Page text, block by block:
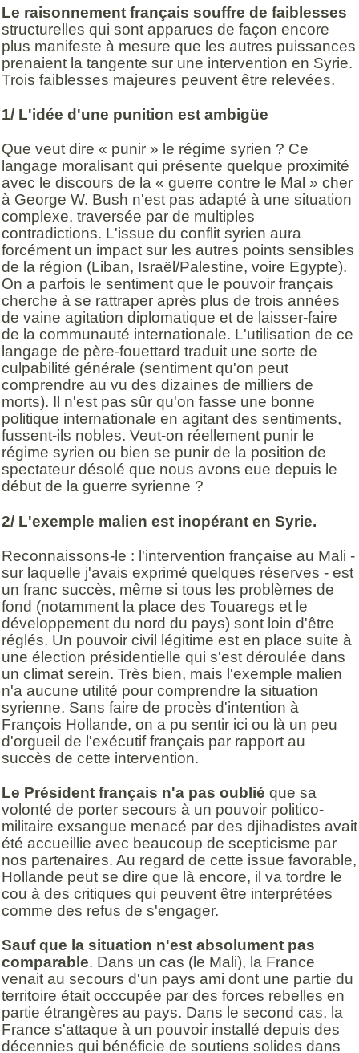
Le raisonnement français souffre de faiblesses
structurelles qui sont apparues de façon encore
plus manifeste à mesure que les autres puissances
prenaient la tangente sur une intervention en Syrie.
Trois faiblesses majeures peuvent être relevées.
1/ L'idée d'une punition est ambigüe
Que veut dire « punir » le régime syrien ? Ce
langage moralisant qui présente quelque proximité
avec le discours de la « guerre contre le Mal » cher
à George W. Bush n'est pas adapté à une situation
complexe, traversée par de multiples
contradictions. L'issue du conflit syrien aura
forcément un impact sur les autres points sensibles
de la région (Liban, Israël/Palestine, voire Egypte).
On a parfois le sentiment que le pouvoir français
cherche à se rattraper après plus de trois années
de vaine agitation diplomatique et de laisser-faire
de la communauté internationale. L'utilisation de ce
langage de père-fouettard traduit une sorte de
culpabilité générale (sentiment qu'on peut
comprendre au vu des dizaines de milliers de
morts). Il n'est pas sûr qu'on fasse une bonne
politique internationale en agitant des sentiments,
fussent-ils nobles. Veut-on réellement punir le
régime syrien ou bien se punir de la position de
spectateur désolé que nous avons eue depuis le
début de la guerre syrienne ?
2/ L'exemple malien est inopérant en Syrie.
Reconnaissons-le : l'intervention française au Mali -
sur laquelle j'avais exprimé quelques réserves - est
un franc succès, même si tous les problèmes de
fond (notamment la place des Touaregs et le
développement du nord du pays) sont loin d'être
réglés. Un pouvoir civil légitime est en place suite à
une élection présidentielle qui s'est déroulée dans
un climat serein. Très bien, mais l'exemple malien
n'a aucune utilité pour comprendre la situation
syrienne. Sans faire de procès d'intention à
François Hollande, on a pu sentir ici ou là un peu
d'orgueil de l'exécutif français par rapport au
succès de cette intervention.
Le Président français n'a pas oublié que sa
volonté de porter secours à un pouvoir politico-
militaire exsangue menacé par des djihadistes avait
été accueillie avec beaucoup de scepticisme par
nos partenaires. Au regard de cette issue favorable,
Hollande peut se dire que là encore, il va tordre le
cou à des critiques qui peuvent être interprétées
comme des refus de s'engager.
Sauf que la situation n'est absolument pas
comparable. Dans un cas (le Mali), la France
venait au secours d'un pays ami dont une partie du
territoire était occcupée par des forces rebelles en
partie étrangères au pays. Dans le second cas, la
France s'attaque à un pouvoir installé depuis des
décennies qui bénéficie de soutiens solides dans